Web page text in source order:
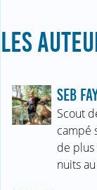
LES
SEB
Scout
campé
de
nuits